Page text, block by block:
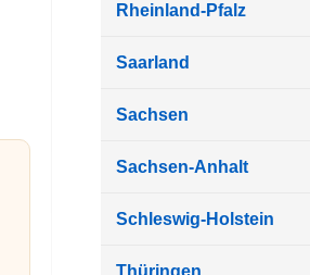
Rheinland-Pfalz
Saarland
Sachsen
Sachsen-Anhalt
Schleswig-Holstein